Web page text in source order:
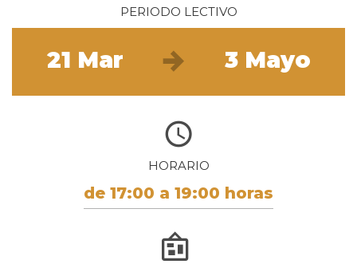
PERIODO LECTIVO
21 Mar 3 Mayo
HORARIO
de 17:00 a 19:00 horas